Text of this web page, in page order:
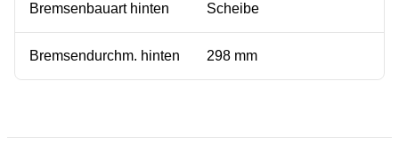
Bremsenbauart hinten Scheibe
Bremsendurchm. hinten 298 mm